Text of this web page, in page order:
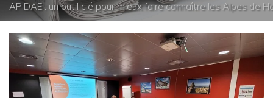
APIDAE : un outil clé pour mieux faire connaître les Alpes de